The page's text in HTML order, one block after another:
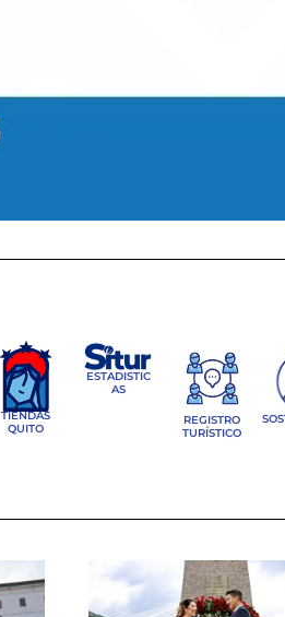
TIENDAS
QUITO
ESTADISTIC
AS
REGISTRO
TURÍSTICO